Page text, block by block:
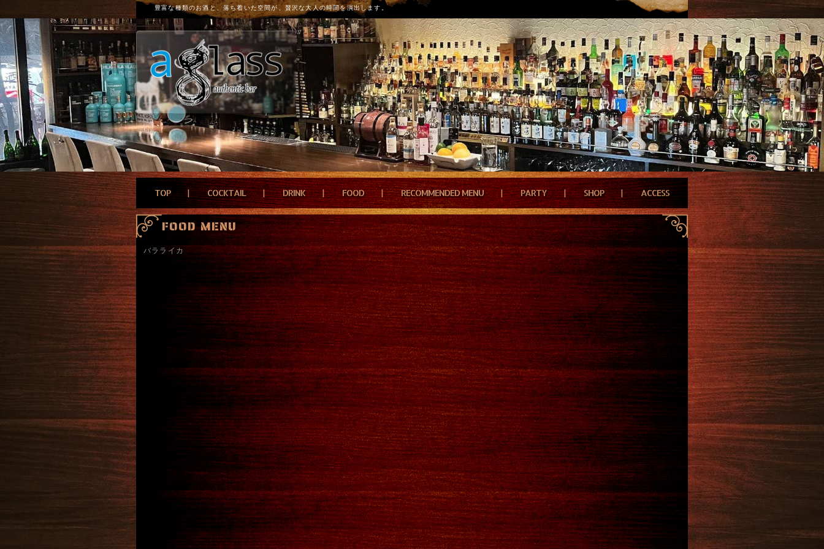
豊富な種類のお酒と、落ち着いた空間が、贅沢な大人の時間を演出します。
TOP COCKTAIL DRINK FOOD RECOMMENDED MENU PARTY SHOP ACCESS
FOOD MENU
バラライカ